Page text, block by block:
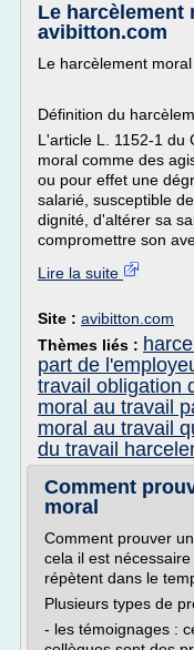
Le harcèlement
avibitton.com
Le harcèlement
Définition du
L'article L. 1152-1 du
moral comme des
ou pour effet une
salarié, susceptible
dignité, d'altérer sa
compromettre son
Lire la suite
Site : avibitton.com
Thèmes liés :
part de
travail obligation
moral au travail
moral au travail
du travail
Comment
moral
Comment prouver
cela il est
répètent dans le
Plusieurs types de
- les témoignages :